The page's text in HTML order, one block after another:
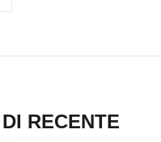
RECENTE